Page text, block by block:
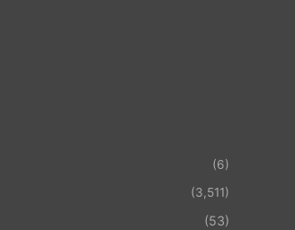
(6)
(3,511)
(53)